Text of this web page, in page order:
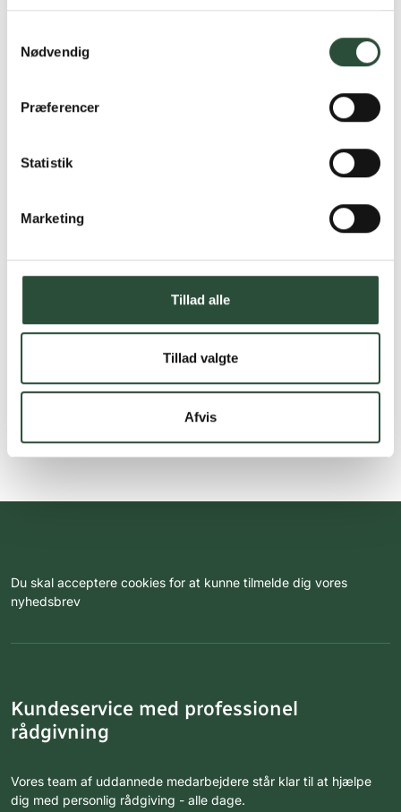
Nødvendig
Præferencer
Statistik
Marketing
Tillad alle
Tillad valgte
Afvis
Du skal acceptere cookies for at kunne tilmelde dig vores
nyhedsbrev
Kundeservice med professionel
rådgivning
Vores team af uddannede medarbejdere står klar til at hjælpe
dig med personlig rådgiving - alle dage.